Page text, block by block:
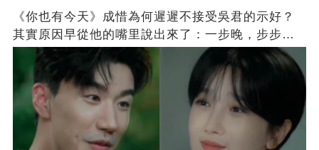
《你也有今天》成惜為何遲遲不接受吳君的示好？
其實原因早從他的嘴里說出來了：一步晚，步步
晚！